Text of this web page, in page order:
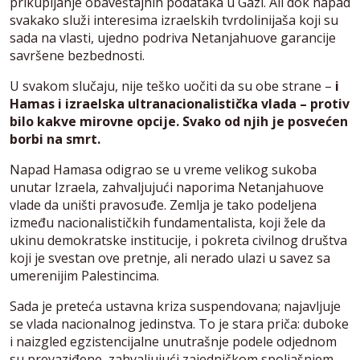
svakako služi interesima izraelskih tvrdolinijaša koji su
sada na vlasti, ujedno podriva Netanjahuove garancije
savršene bezbednosti.
U svakom slučaju, nije teško uočiti da su obe strane – i
Hamas i izraelska ultranacionalistička vlada – protiv
bilo kakve mirovne opcije. Svako od njih je posvećen
borbi na smrt.
Napad Hamasa odigrao se u vreme velikog sukoba
unutar Izraela, zahvaljujući naporima Netanjahuove
vlade da uništi pravosuđe. Zemlja je tako podeljena
između nacionalističkih fundamentalista, koji žele da
ukinu demokratske institucije, i pokreta civilnog društva
koji je svestan ove pretnje, ali nerado ulazi u savez sa
umerenijim Palestincima.
Sada je preteća ustavna kriza suspendovana; najavljuje
se vlada nacionalnog jedinstva. To je stara priča: duboke
i naizgled egzistencijalne unutrašnje podele odjednom